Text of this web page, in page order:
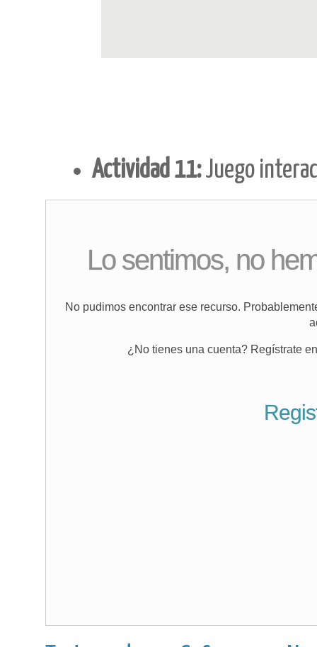
Actividad 11:Juego